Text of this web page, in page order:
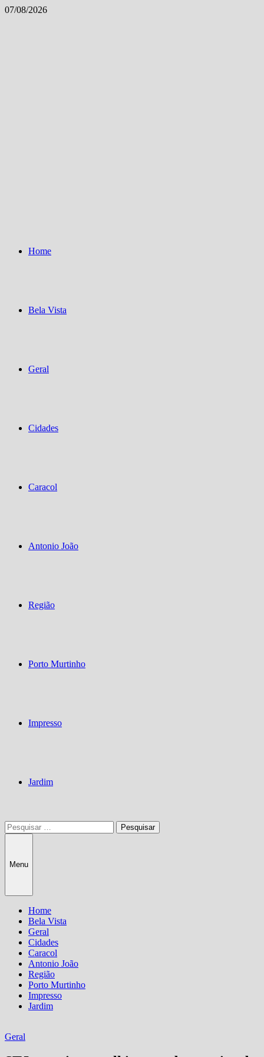
Skip
07/08/2026
Home
Bela Vista
Geral
Cidades
Caracol
Antonio João
Região
Porto Murtinho
Impresso
Jardim
Pesquisar
por:
Menu
Home
Bela Vista
Geral
Cidades
Caracol
Antonio João
Região
Porto Murtinho
Impresso
Jardim
Geral